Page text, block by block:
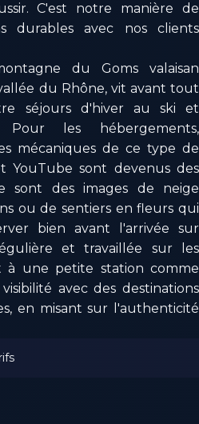
C'est notre manière de
durables avec nos clients
du Goms valaisan
du Rhône, vit avant tout
séjours d'hiver au ski et
Pour les hébergements,
mécaniques de ce type de
YouTube sont devenus des
sont des images de neige
ou de sentiers en fleurs qui
bien avant l'arrivée sur
et travaillée sur les
à une petite station comme
avec des destinations
en misant sur l'authenticité